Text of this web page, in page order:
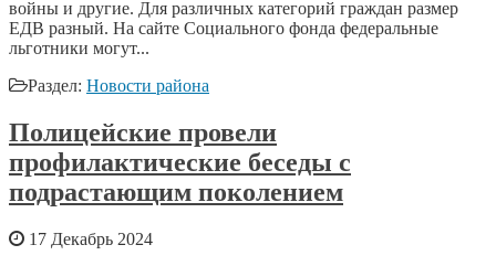
войны и другие. Для различных категорий граждан размер
ЕДВ разный. На сайте Социального фонда федеральные
льготники могут...
Раздел: Новости района
Полицейские провели
профилактические беседы с
подрастающим поколением
17 Декабрь 2024